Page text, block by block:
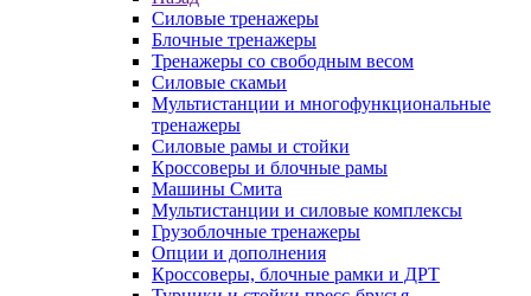
Силовые тренажеры
Блочные тренажеры
Тренажеры со свободным весом
Силовые скамьи
Мультистанции и многофункциональные
тренажеры
Силовые рамы и стойки
Кроссоверы и блочные рамы
Машины Смита
Мультистанции и силовые комплексы
Грузоблочные тренажеры
Опции и дополнения
Кроссоверы, блочные рамки и ДРТ